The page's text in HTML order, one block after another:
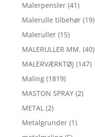
Malerpensler (41)
Malerulle tilbehør (19)
Maleruller (15)
MALERULLER MM. (40)
MALERVÆRKTØJ (147)
Maling (1819)
MASTON SPRAY (2)
METAL (2)
Metalgrunder (1)